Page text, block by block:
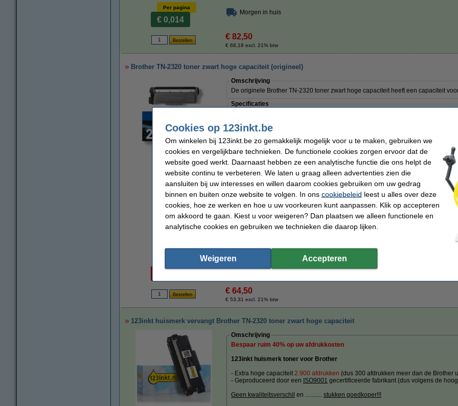
Per pagina
€ 0,014
Morgen in huis
€ 82,50
€ 68,18 excl. 21% btw
Brother TN-2320 toner zwart hoge capaciteit (origineel)
Omschrijving
De originele Brother TN-2320 toner zwart hoge capaciteit heeft een capaciteit
Specificaties
Kleur:
Bespaar ruim40% op uw afdrukkosten
Bespaar op uw afdrukkosten. Én print300 pagina's meer.
123inkt huismerk vervangt Brother TN-2320 toner zwart hoge
Morgen in huis
€ 64,50
€ 53,31 excl. 21% btw
123inkt huismerk vervangt Brother TN-2320 toner zwart hoge capaciteit
Omschrijving
Bespaar ruim 40% op uw afdrukkosten
123inkt huismerk toner voor Brother
- Extra hoge capaciteit 2.900 afdrukken (dus 300 afdrukken meer dan de Brother
- Geproduceerd door een ISO9001 gecertificeerde fabrikant (dus volgens de
Geen kwaliteitsverschil en ........... stukken goedkoper!!!
Cookies op 123inkt.be
Om winkelen bij 123inkt.be zo gemakkelijk mogelijk voor u te maken, gebruiken we
cookies en vergelijkbare technieken. De functionele cookies zorgen ervoor dat de
website goed werkt. Daarnaast hebben ze een analytische functie die ons helpt de
website continu te verbeteren. We laten u graag alleen advertenties zien die
aansluiten bij uw interesses en willen daarom cookies gebruiken om uw gedrag
binnen en buiten onze website te volgen. In ons cookiebeleid leest u alles over deze
cookies, hoe ze werken en hoe u uw voorkeuren kunt aanpassen. Klik op accepteren
om akkoord te gaan. Kiest u voor weigeren? Dan plaatsen we alleen functionele en
analytische cookies en gebruiken we technieken die daarop lijken.
Weigeren Accepteren